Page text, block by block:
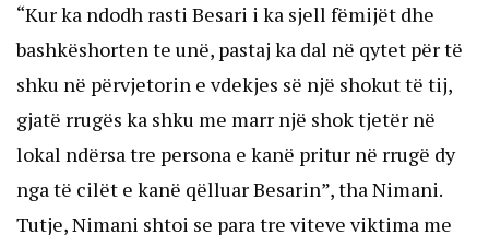
“Kur ka ndodh rasti Besari i ka sjell fëmijët dhe
bashkëshorten te unë, pastaj ka dal në qytet për të
shku në përvjetorin e vdekjes së një shokut të tij,
gjatë rrugës ka shku me marr një shok tjetër në
lokal ndërsa tre persona e kanë pritur në rrugë dy
nga të cilët e kanë qëlluar Besarin”, tha Nimani.
Tutje, Nimani shtoi se para tre viteve viktima me